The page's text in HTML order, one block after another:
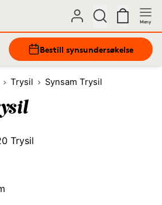
Meny
Bestill synsundersøkelse
Trysil Synsam Trysil
Trysil